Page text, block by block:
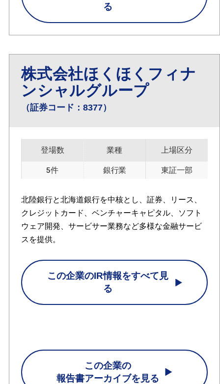
る
株式会社ほくほくフィナ
ンシャルグループ
（証券コード：8377）
登場数
5件
業種
銀行業
上場区分
東証一部
北陸銀行と北海道銀行を中核とし、証券、リース、
クレジットカード、ベンチャーキャピタル、ソフト
ウェア開発、サービサー業務など多様な金融サービ
スを提供。
この企業のIR情報をすべて見
る
この企業の
報告書アーカイブを見る